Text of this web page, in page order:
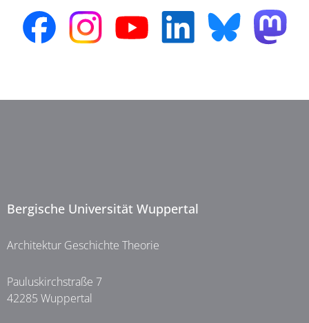
Bergische Universität Wuppertal
Architektur Geschichte Theorie
Pauluskirchstraße 7
42285 Wuppertal